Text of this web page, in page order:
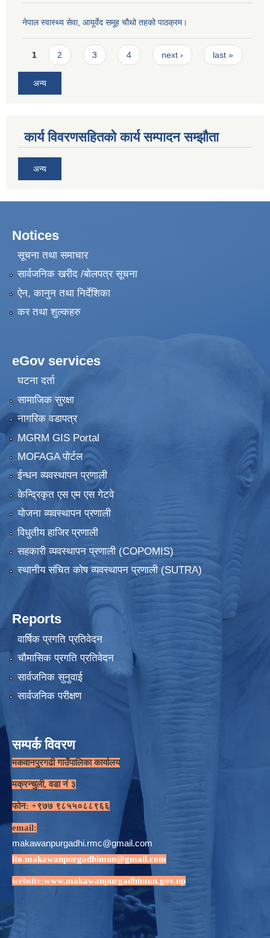
नेपाल स्वास्थ्य सेवा, आयूर्वेद समूह चौथो तहको पाठक्रम।
Pages
1 2 3 4 next › last »
अन्य
कार्य विवरणसहितको कार्य सम्पादन सम्झौता
अन्य
Notices
सूचना तथा समाचार
सार्वजनिक खरीद /बोलपत्र सूचना
ऐन, कानुन तथा निर्देशिका
कर तथा शुल्कहरु
eGov services
घटना दर्ता
सामाजिक सुरक्षा
नागरिक वडापत्र
MGRM GIS Portal
MOFAGA पोर्टल
ईन्धन व्यवस्थापन प्रणाली
केन्द्रिकृत एस एम एस गेटवे
योजना व्यवस्थापन प्रणाली
विधुतीय हाजिर प्रणाली
सहकारी व्यवस्थापन प्रणाली (COPOMIS)
स्थानीय संचित कोष व्यवस्थापन प्रणाली (SUTRA)
Reports
वार्षिक प्रगति प्रतिवेदन
चौमासिक प्रगति प्रतिवेदन
सार्वजनिक सुनुवाई
सार्वजनिक परीक्षण
सम्पर्क विवरण
मकवानपुरगढी गाउँपालिका कार्यालय
मक्रन्चुली, वडा नं ३
फोन: +९७७ ९८५५०८८९६६
email:
makawanpurgadhi.rmc@gmail.com
ito.makawanpurgadhimun@gmail.com
website:www.makawanpurgadhimun.gov.np